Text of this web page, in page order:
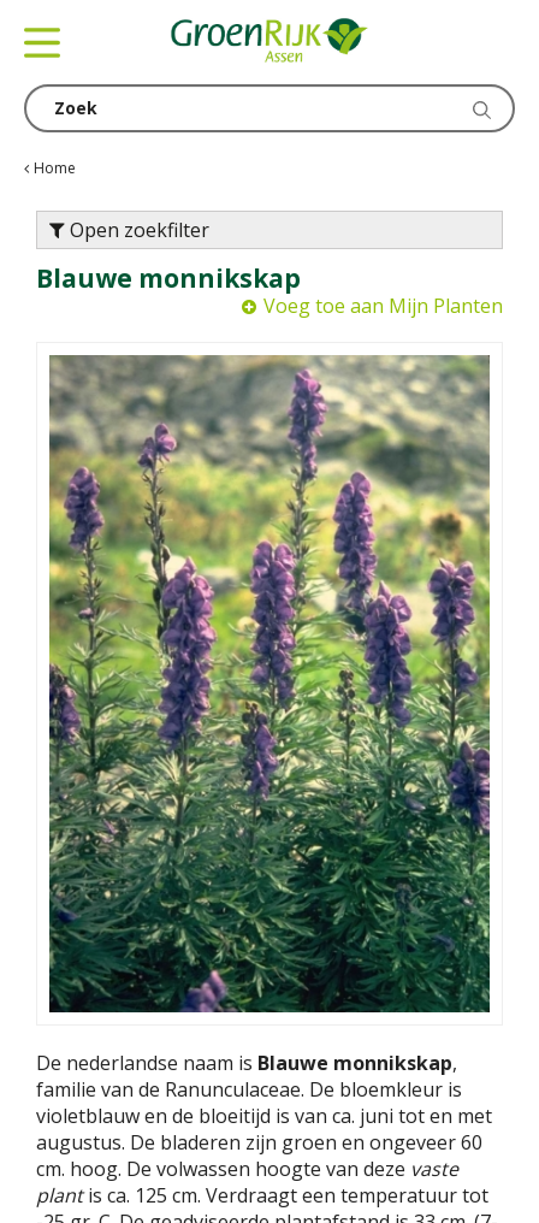
Home
Open zoekfilter
Blauwe monnikskap
Voeg toe aan Mijn Planten
De nederlandse naam is Blauwe monnikskap,
familie van de Ranunculaceae. De bloemkleur is
violetblauw en de bloeitijd is van ca. juni tot en met
augustus. De bladeren zijn groen en ongeveer 60
cm. hoog. De volwassen hoogte van deze vaste
plantis ca. 125 cm. Verdraagt een temperatuur tot